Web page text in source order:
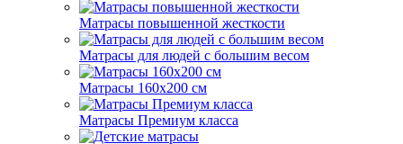
Матрасы повышенной жесткости
Матрасы для людей с большим весом
Матрасы 160х200 см
Матрасы Премиум класса